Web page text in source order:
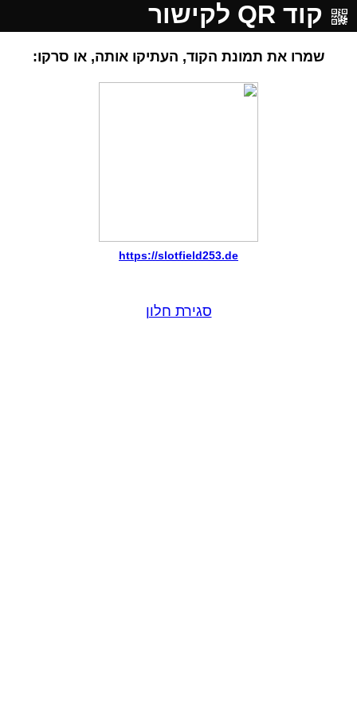
קוד QR לקישור
שמרו את תמונת הקוד, העתיקו אותה, או סרקו:
https://slotfield253.de
סגירת חלון